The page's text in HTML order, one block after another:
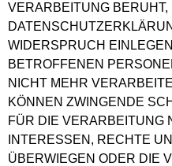
VERARBEITUNG
WIDERSPRUCH
BETROFFENEN
NICHT MEHR
KÖNNEN ZWINGENDE
FÜR DIE VERARBEITUNG
INTERESSEN, RECHTE
ÜBERWIEGEN ODER DIE